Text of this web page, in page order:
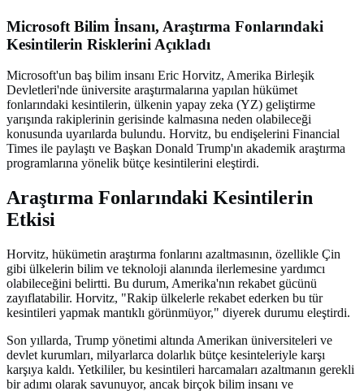
Microsoft Bilim İnsanı, Araştırma Fonlarındaki
Kesintilerin Risklerini Açıkladı
Microsoft'un baş bilim insanı Eric Horvitz, Amerika Birleşik
Devletleri'nde üniversite araştırmalarına yapılan hükümet
fonlarındaki kesintilerin, ülkenin yapay zeka (YZ) geliştirme
yarışında rakiplerinin gerisinde kalmasına neden olabileceği
konusunda uyarılarda bulundu. Horvitz, bu endişelerini Financial
Times ile paylaştı ve Başkan Donald Trump'ın akademik araştırma
programlarına yönelik bütçe kesintilerini eleştirdi.
Araştırma Fonlarındaki Kesintilerin
Etkisi
Horvitz, hükümetin araştırma fonlarını azaltmasının, özellikle Çin
gibi ülkelerin bilim ve teknoloji alanında ilerlemesine yardımcı
olabileceğini belirtti. Bu durum, Amerika'nın rekabet gücünü
zayıflatabilir. Horvitz, "Rakip ülkelerle rekabet ederken bu tür
kesintileri yapmak mantıklı görünmüyor," diyerek durumu eleştirdi.
Son yıllarda, Trump yönetimi altında Amerikan üniversiteleri ve
devlet kurumları, milyarlarca dolarlık bütçe kesinteleriyle karşı
karşıya kaldı. Yetkililer, bu kesintileri harcamaları azaltmanın gerekli
bir adımı olarak savunuyor, ancak birçok bilim insanı ve